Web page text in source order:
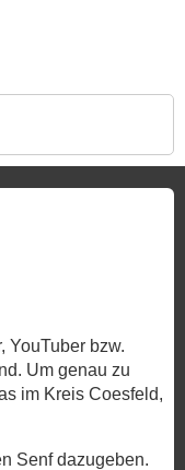
YouTuber bzw.
Um genau zu
im Kreis Coesfeld,
Senf dazugeben.